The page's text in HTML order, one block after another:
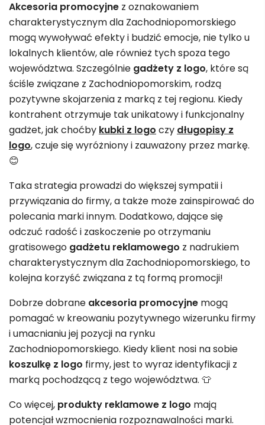
Akcesoria promocyjne z oznakowaniem
charakterystycznym dla Zachodniopomorskiego
mogą wywoływać efekty i budzić emocje, nie tylko u
lokalnych klientów, ale również tych spoza tego
województwa. Szczególnie gadżety z logo, które są
ściśle związane z Zachodniopomorskim, rodzą
pozytywne skojarzenia z marką z tej regionu. Kiedy
kontrahent otrzymuje tak unikatowy i funkcjonalny
gadżet, jak choćby kubki z logo czy długopisy z
logo, czuje się wyróżniony i zauważony przez markę.
😊
Taka strategia prowadzi do większej sympatii i
przywiązania do firmy, a także może zainspirować do
polecania marki innym. Dodatkowo, dające się
odczuć radość i zaskoczenie po otrzymaniu
gratisowego gadżetu reklamowego z nadrukiem
charakterystycznym dla Zachodniopomorskiego, to
kolejna korzyść związana z tą formą promocji!
Dobrze dobrane akcesoria promocyjne mogą
pomagać w kreowaniu pozytywnego wizerunku firmy
i umacnianiu jej pozycji na rynku
Zachodniopomorskiego. Kiedy klient nosi na sobie
koszulkę z logo firmy, jest to wyraz identyfikacji z
marką pochodzącą z tego województwa. 👕
Co więcej, produkty reklamowe z logo mają
potencjał wzmocnienia rozpoznawalności marki.